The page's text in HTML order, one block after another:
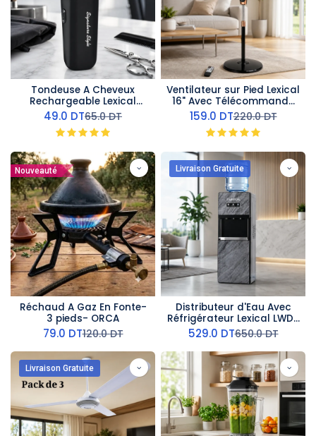
Tondeuse A Cheveux
Rechargeable Lexical
LHC-5636-5W
49.0 DT65.0DT
Ventilateur sur Pied Lexical
16" Avec Télécommande
60W Rose Gold
159.0 DT220.0DT
Nouveauté
Réchaud A Gaz En Fonte-
3 pieds- ORCA
79.0 DT120.0DT
Livraison Gratuite
Distributeur d'Eau Avec
Réfrigérateur Lexical LWD-
6075-8 - Marbre Bleu
529.0 DT650.0DT
Livraison Gratuite